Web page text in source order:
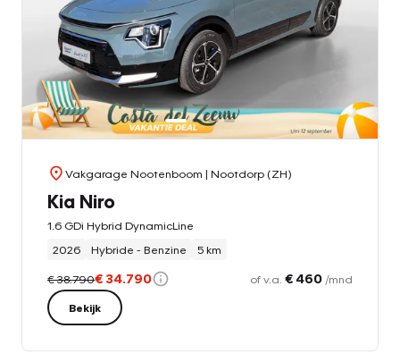
Vakgarage Nootenboom | Nootdorp (ZH)
Kia Niro
1.6 GDi Hybrid DynamicLine
2026
Hybride - Benzine 5 km
€ 38.790€ 34.790 of v.a. € 460 /mnd
Bekijk